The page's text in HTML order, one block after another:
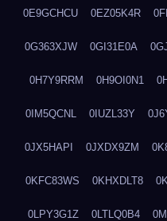
0E9GCHCU 0EZ05K4R
0G363XJW 0GI31E0A
0H7Y9RRM 0H9OI0N1
0IM5QCNL 0IUZL33Y
0JX5HAPI 0JXDX9ZM
0KFC83WS 0KHXDLT8
0LPY3G1Z 0LTLQ0B4